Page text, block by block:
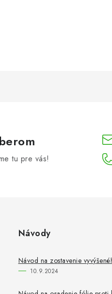
tu pre vás!
Návody
Návod na zostavenie
10.9.2024